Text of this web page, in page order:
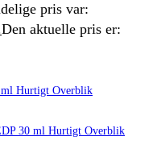
pris var:
Den aktuelle pris er:
Hurtigt Overblik
Hurtigt Overblik